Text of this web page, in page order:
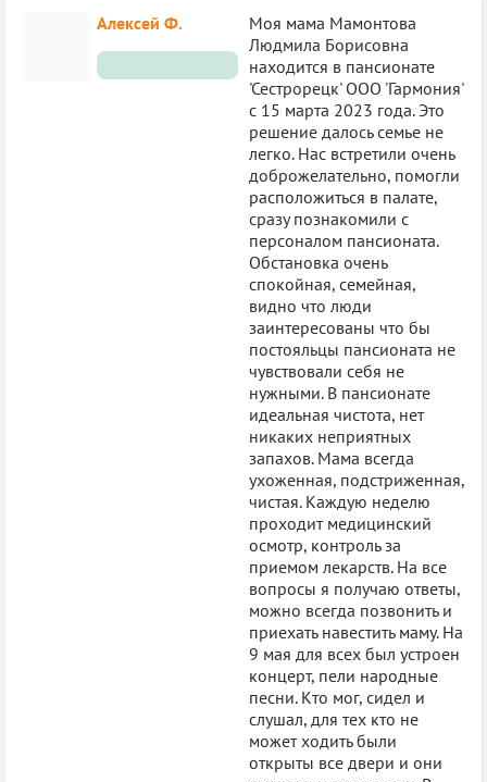
Алексей Ф.
Моя мама Мамонтова
Людмила Борисовна
находится в пансионате
'Сестрорецк' ООО 'Гармония'
с 15 марта 2023 года. Это
решение далось семье не
легко. Нас встретили очень
доброжелательно, помогли
расположиться в палате,
сразу познакомили с
персоналом пансионата.
Обстановка очень
спокойная, семейная,
видно что люди
заинтересованы что бы
постояльцы пансионата не
чувствовали себя не
нужными. В пансионате
идеальная чистота, нет
никаких неприятных
запахов. Мама всегда
ухоженная, подстриженная,
чистая. Каждую неделю
проходит медицинский
осмотр, контроль за
приемом лекарств. На все
вопросы я получаю ответы,
можно всегда позвонить и
приехать навестить маму. На
9 мая для всех был устроен
концерт, пели народные
песни. Кто мог, сидел и
слушал, для тех кто не
может ходить были
открыты все двери и они